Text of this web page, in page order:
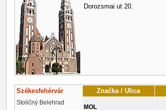
Dorozsmai ut 20.
Székesfehérvár Značka / Ulica
Stoličný Belehrad
MOL